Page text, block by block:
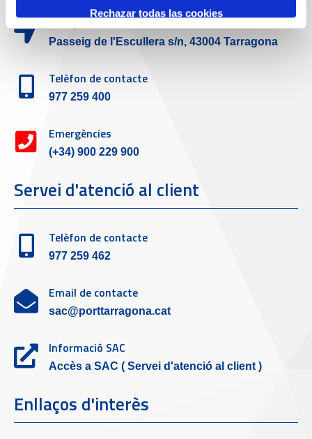
Rechazar todas las cookies
Adreça
Passeig de l'Escullera s/n, 43004 Tarragona
Telèfon de contacte
977 259 400
Emergències
(+34) 900 229 900
Servei d'atenció al client
Telèfon de contacte
977 259 462
Email de contacte
sac@porttarragona.cat
Informació SAC
Accès a SAC ( Servei d'atenció al client )
Enllaços d'interès